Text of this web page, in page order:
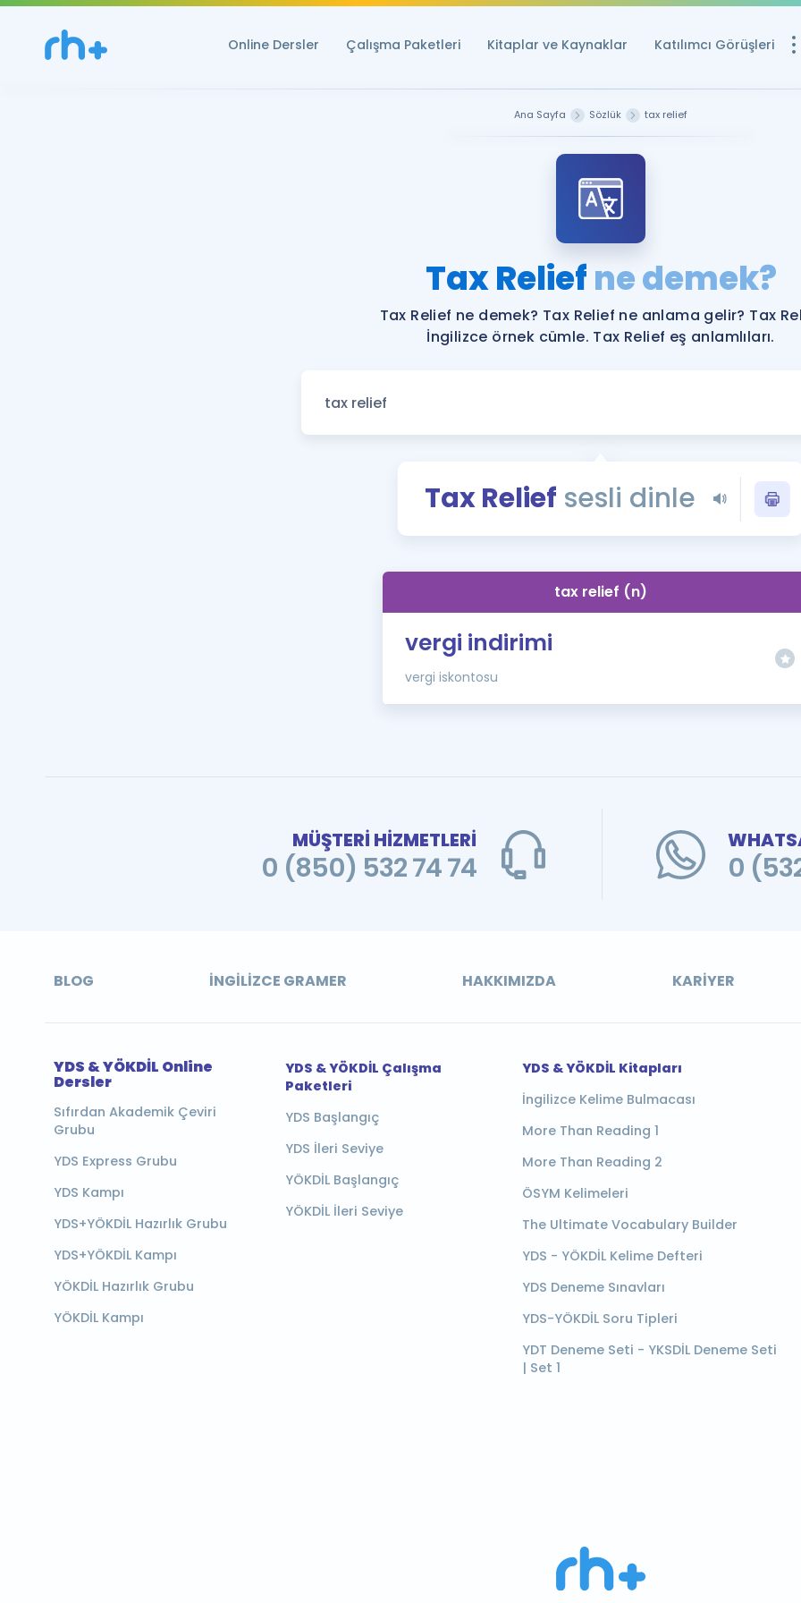
Online Dersler Çalışma Paketleri Kitaplar ve Kaynaklar Katılımcı Görüşleri
YDS ve YÖKDİL
YDS ve YÖKDİL'e
Tüm ÖSYM
YDS - YÖKDİL
İngilizce Gramer
Ana Sayfa Sözlük tax relief
Tax Reliefne demek?
Tax Relief ne demek? Tax Relief ne anlama gelir? Tax
İngilizce örnek cümle. Tax Relief eş anlamlıları.
Tax Relief sesli dinle
tax relief (n)
vergi indirimi
vergi iskontosu
MÜŞTERİ HİZMETLERİ
0 (850) 532 74 74 0
BLOG İNGILIZCE GRAMER HAKKIMIZDA KARIYER
YDS & YÖKDİL Online
Dersler
Sıfırdan Akademik Çeviri
Grubu
YDS Express Grubu
YDS Kampı
YDS+YÖKDİL Hazırlık Grubu
YDS+YÖKDİL Kampı
YÖKDİL Hazırlık Grubu
YÖKDİL Kampı
YDS & YÖKDİL Çalışma
Paketleri
YDS Başlangıç
YDS İleri Seviye
YÖKDİL Başlangıç
YÖKDİL İleri Seviye
YDS & YÖKDİL Kitapları
İngilizce Kelime Bulmacası
More Than Reading 1
More Than Reading 2
ÖSYM Kelimeleri
The Ultimate Vocabulary Builder
YDS - YÖKDİL Kelime Defteri
YDS Deneme Sınavları
YDS-YÖKDİL Soru Tipleri
YDT Deneme Seti - YKSDİL Deneme Seti
| Set 1